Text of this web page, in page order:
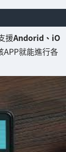
援Andorid、iO
APP就能進行各